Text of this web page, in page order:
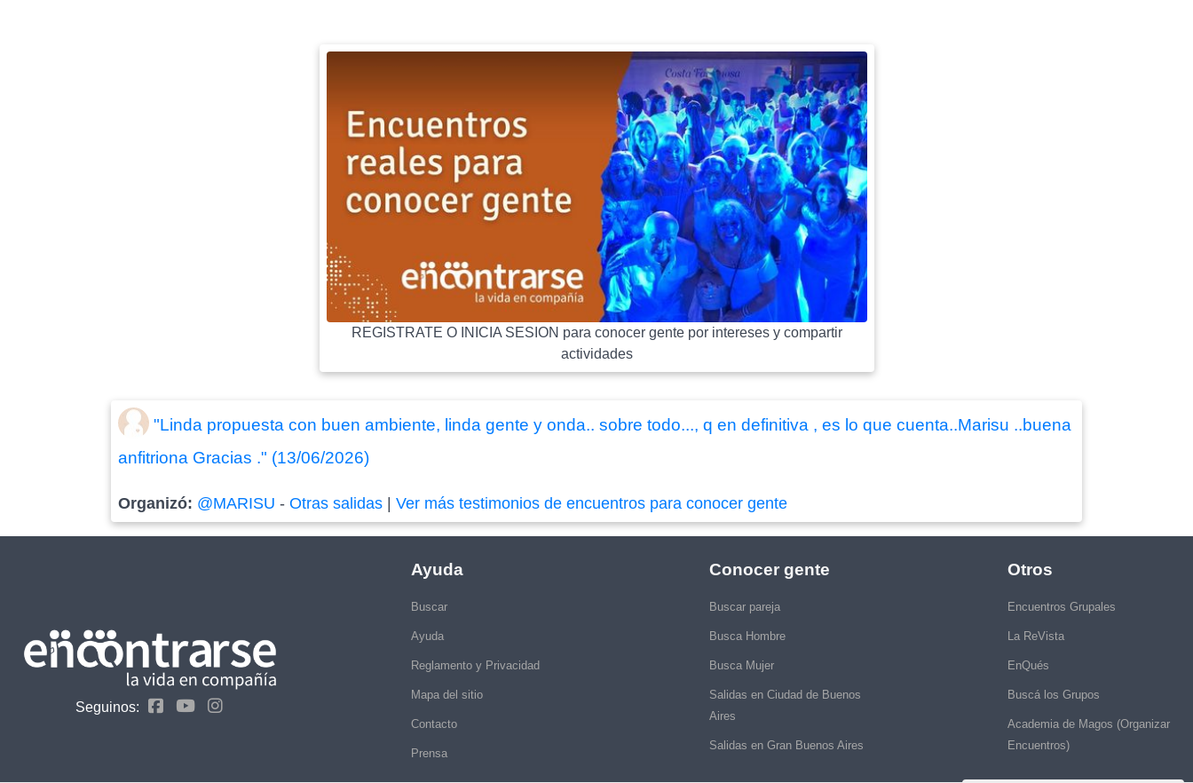
REGISTRATE O INICIA SESION para conocer gente por intereses y compartir
actividades
"Linda propuesta con buen ambiente, linda gente y onda.. sobre todo..., q en definitiva , es lo que cuenta..Marisu ..buena
anfitriona Gracias ." (13/06/2026)
Organizó: @MARISU -Otras salidas |Ver más testimonios de encuentros para conocer gente
Seguinos:
Ayuda
Buscar
Ayuda
Reglamento y Privacidad
Mapa del sitio
Contacto
Prensa
Conocer gente
Buscar pareja
Busca Hombre
Busca Mujer
Salidas en Ciudad de Buenos
Aires
Salidas en Gran Buenos Aires
Otros
Encuentros Grupales
La ReVista
EnQués
Buscá los Grupos
Academia de Magos (Organizar
Encuentros)